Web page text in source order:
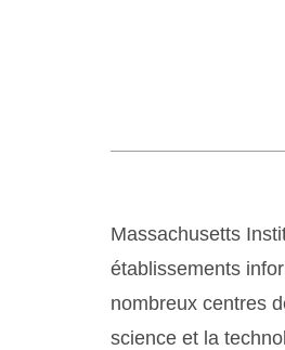
Massachusetts
établissements
nombreux centres
science et la